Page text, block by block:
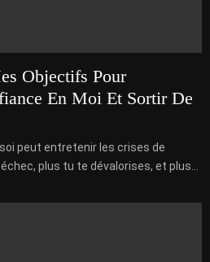
Objectifs Pour
En Moi Et Sortir De
peut entretenir les crises de
plus tu te dévalorises, et plus...